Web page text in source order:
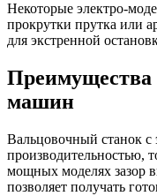
Некоторые электро-
прокрутки прутка или
для экстренной
Преимущества
машин
Вальцовочный станок с
производительностью,
мощных моделях зазор
позволяет получать